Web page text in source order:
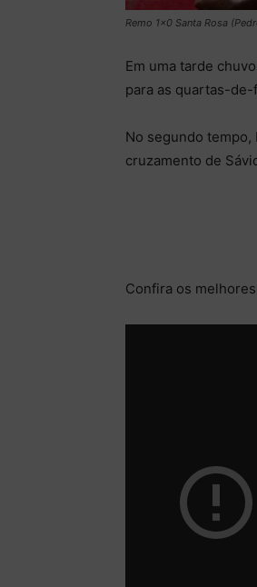
Remo 1×0 Santa Rosa
Em uma tarde
para as quartas-de-
No segundo tempo,
cruzamento de
Confira os